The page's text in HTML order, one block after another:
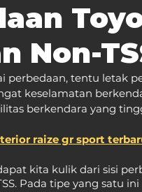
Non-
perbedaan, tentu letak
keselamatan
berkendara yang
raize gr sport
kita kulik dari sisi
Pada tipe yang satu